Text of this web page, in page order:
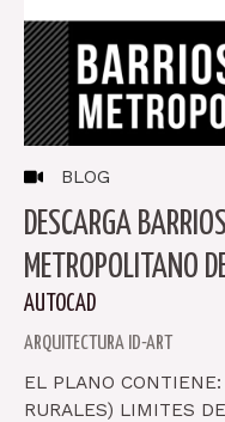
BLOG
DESCARGA
METROPOLITANO
AUTOCAD
ARQUITECTURA ID-ART
EL PLANO
RURALES) LIMITES